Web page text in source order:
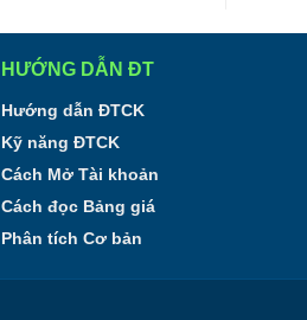
HƯỚNG DẪN ĐT
Hướng dẫn ĐTCK
Kỹ năng ĐTCK
Cách Mở Tài khoản
Cách đọc Bảng giá
Phân tích Cơ bản